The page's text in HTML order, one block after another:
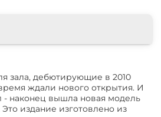
зала, дебютирующие в 2010
ждали нового открытия. И
- наконец вышла новая модель
издание изготовлено из